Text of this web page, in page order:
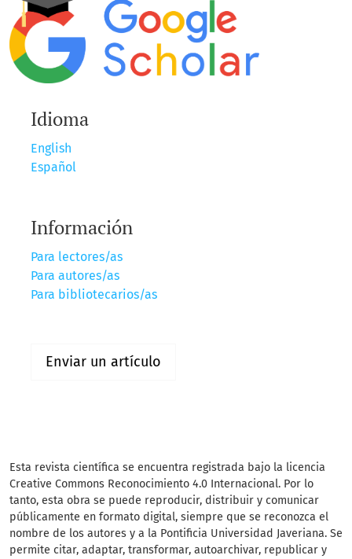
Idioma
English
Español
Información
Para lectores/as
Para autores/as
Para bibliotecarios/as
Enviar un artículo
Esta revista científica se encuentra registrada bajo la licencia
Creative Commons Reconocimiento 4.0 Internacional. Por lo
tanto, esta obra se puede reproducir, distribuir y comunicar
públicamente en formato digital, siempre que se reconozca el
nombre de los autores y a la Pontificia Universidad Javeriana. Se
permite citar, adaptar, transformar, autoarchivar, republicar y